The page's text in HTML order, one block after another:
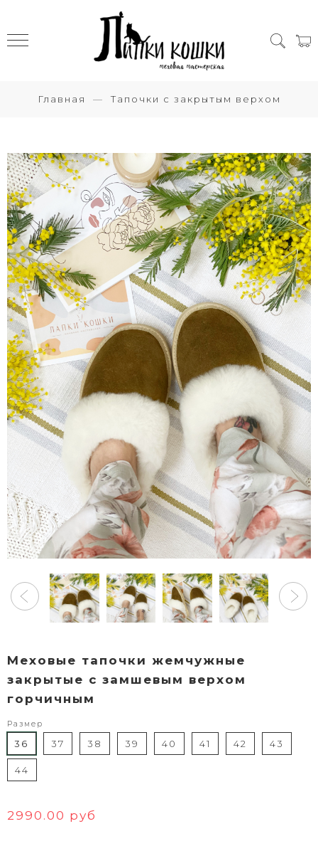
Главная Тапочки с закрытым верхом
Меховые тапочки жемчужные
закрытые с замшевым верхом
горчичным
Размер
36 37 38 39 40 41 42 43
44
2990.00 руб